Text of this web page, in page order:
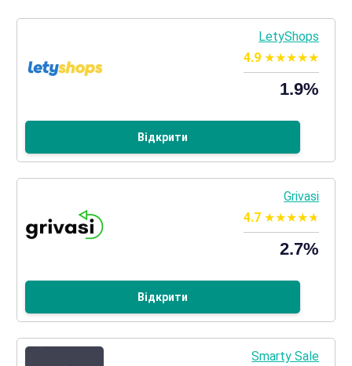
LetyShops
4.9
1.9%
Відкрити
Grivasi
4.7
2.7%
Відкрити
Smarty Sale